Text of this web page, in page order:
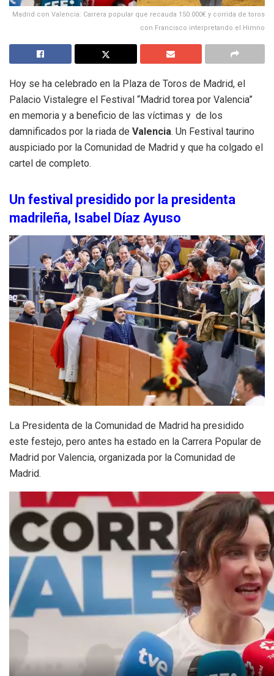
Madrid con Valencia: Carrera popular que recauda 150.000€ y corrida de toros
con Francisco interpretando el Himno
Hoy se ha celebrado en la Plaza de Toros de Madrid, el
Palacio Vistalegre el Festival “Madrid torea por Valencia”
en memoria y a beneficio de las víctimas y de los
damnificados por la riada de Valencia. Un Festival taurino
auspiciado por la Comunidad de Madrid y que ha colgado el
cartel de completo.
Un festival presidido por la presidenta
madrileña, Isabel Díaz Ayuso
La Presidenta de la Comunidad de Madrid ha presidido
este festejo, pero antes ha estado en la Carrera Popular de
Madrid por Valencia, organizada por la Comunidad de
Madrid.